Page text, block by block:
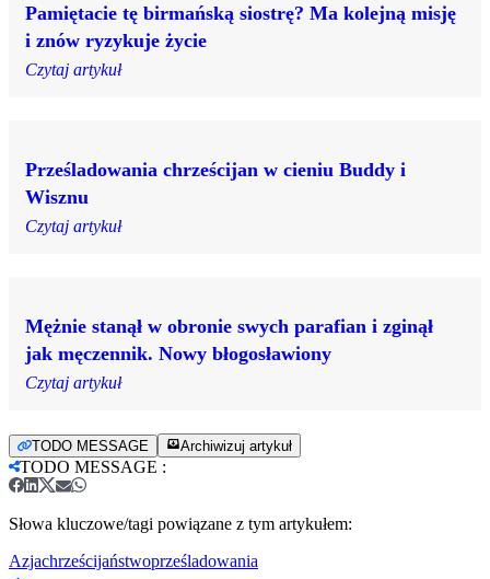
Pamiętacie tę birmańską siostrę? Ma kolejną misję
i znów ryzykuje życie
Czytaj artykuł
Prześladowania chrześcijan w cieniu Buddy i
Wisznu
Czytaj artykuł
Mężnie stanął w obronie swych parafian i zginął
jak męczennik. Nowy błogosławiony
Czytaj artykuł
TODO MESSAGE Archiwizuj artykuł
TODO MESSAGE :
Słowa kluczowe/tagi powiązane z tym artykułem:
Azjachrześcijaństwoprześladowania